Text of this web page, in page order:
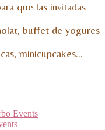
que las invitadas
buffet de yogures
minicupcakes…